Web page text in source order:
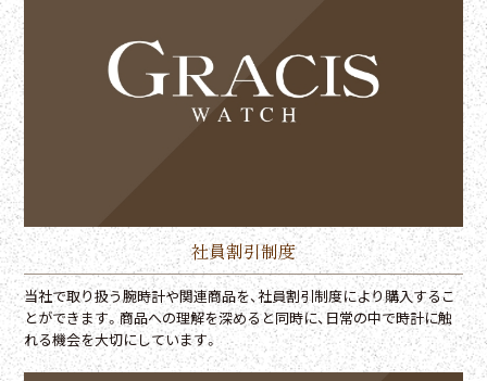
社員割引制度
当社で取り扱う腕時計や関連商品を、社員割引制度により購入するこ
とができます。商品への理解を深めると同時に、日常の中で時計に触
れる機会を大切にしています。